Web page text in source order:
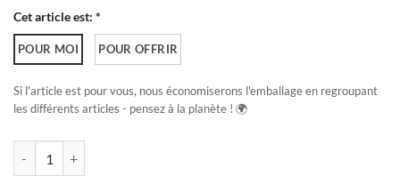
Cet article est: *
POUR MOI POUR OFFRIR
Si l'article est pour vous, nous économiserons l'emballage en regroupant
les différents articles - pensez à la planète ! 🌍